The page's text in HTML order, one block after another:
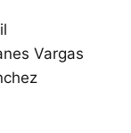
Vargas